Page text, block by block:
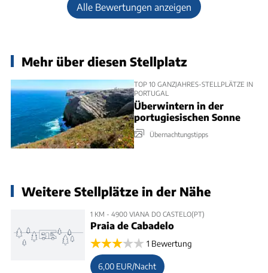
Alle Bewertungen anzeigen
Mehr über diesen Stellplatz
TOP 10 GANZJAHRES-STELLPLÄTZE IN
PORTUGAL
Überwintern in der
portugiesischen Sonne
Übernachtungstipps
Weitere Stellplätze in der Nähe
1 KM - 4900 VIANA DO CASTELO(PT)
Praia de Cabadelo
1 Bewertung
6,00 EUR/Nacht